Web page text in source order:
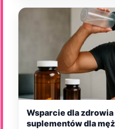
Wsparcie dla
suplementów dla